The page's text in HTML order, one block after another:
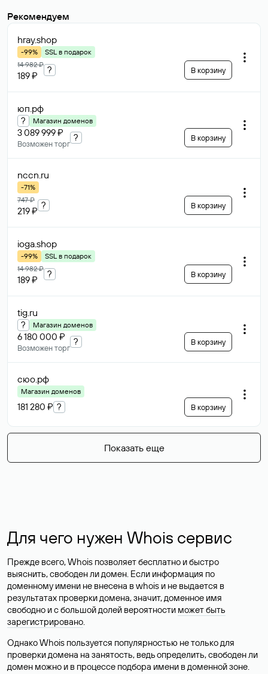
Рекомендуем
hray.shop
-99%
SSL в подарок
14 982 ₽
189 ₽
? В корзину
юп.рф
? Магазин доменов
3 089 999 ₽
Возможен торг
? В корзину
nccn.ru
-71%
747 ₽
219 ₽
? В корзину
ioga.shop
-99%
SSL в подарок
14 982 ₽
189 ₽
? В корзину
tig.ru
? Магазин доменов
6 180 000 ₽
Возможен торг
? В корзину
сюо.рф
Магазин доменов
181 280 ₽ ? В корзину
Показать еще
Для чего нужен Whois сервис
Прежде всего, Whois позволяет бесплатно и быстро
выяснить, свободен ли домен. Если информация по
доменному имени не внесена в whois и не выдается в
результатах проверки домена, значит, доменное имя
свободно и с большой долей вероятности может быть
зарегистрировано.
Однако Whois пользуется популярностью не только для
проверки домена на занятость, ведь определить, свободен ли
домен можно и в процессе подбора имени в доменной зоне.